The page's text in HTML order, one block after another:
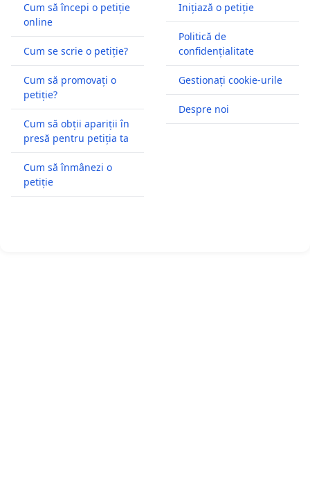
Cum să începi o petiție
online
Cum se scrie o petiție?
Cum să promovați o
petiție?
Cum să obții apariții în
presă pentru petiția ta
Cum să înmânezi o
petiție
Inițiază o petiție
Politică de
confidențialitate
Gestionați cookie-urile
Despre noi